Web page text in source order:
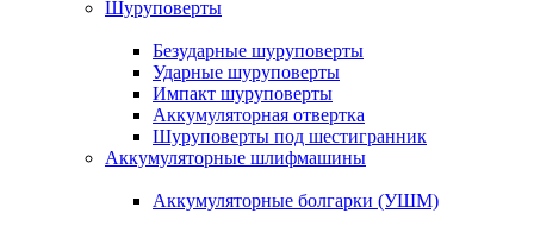
Шуруповерты
Безударные шуруповерты
Ударные шуруповерты
Импакт шуруповерты
Аккумуляторная отвертка
Шуруповерты под шестигранник
Аккумуляторные шлифмашины
Аккумуляторные болгарки (УШМ)